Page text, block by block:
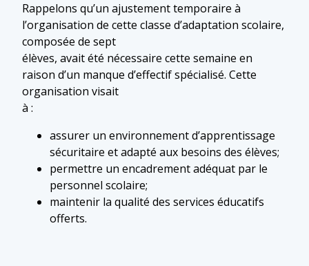
Rappelons qu’un ajustement temporaire à
l’organisation de cette classe d’adaptation scolaire,
composée de sept
élèves, avait été nécessaire cette semaine en
raison d’un manque d’effectif spécialisé. Cette
organisation visait
à :
assurer un environnement d’apprentissage
sécuritaire et adapté aux besoins des élèves;
permettre un encadrement adéquat par le
personnel scolaire;
maintenir la qualité des services éducatifs
offerts.